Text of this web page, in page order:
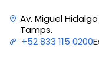
Av. Miguel
Tamps.
+52 833 115 0200